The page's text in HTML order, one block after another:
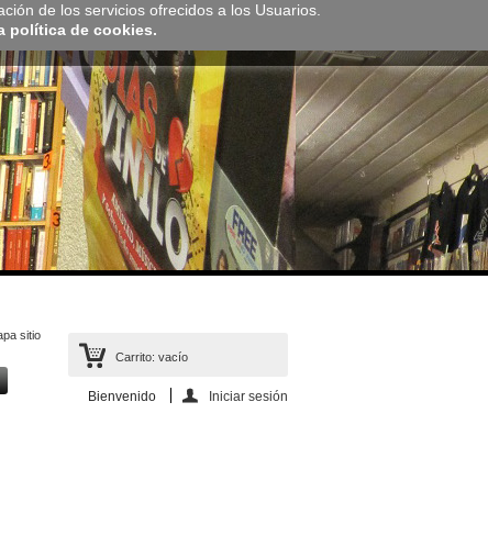
de los servicios ofrecidos a los Usuarios.
política de cookies.
Carrito: vacío
Bienvenido Iniciar sesión
sitio